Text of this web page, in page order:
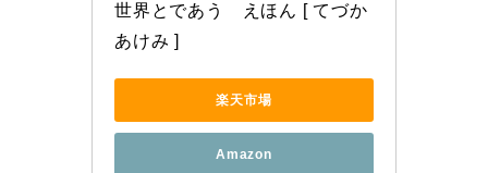
世界とであう　えほん [ てづか
あけみ ]
楽天市場
Amazon